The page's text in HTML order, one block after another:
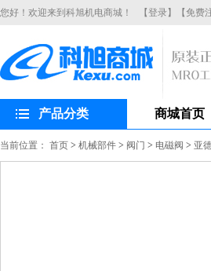
您好！欢迎来到科旭机电商城！ 【登录】 【免费
产品分类 商城首页
当前位置： 首页 > 机械部件 > 阀门 > 电磁阀 > 亚